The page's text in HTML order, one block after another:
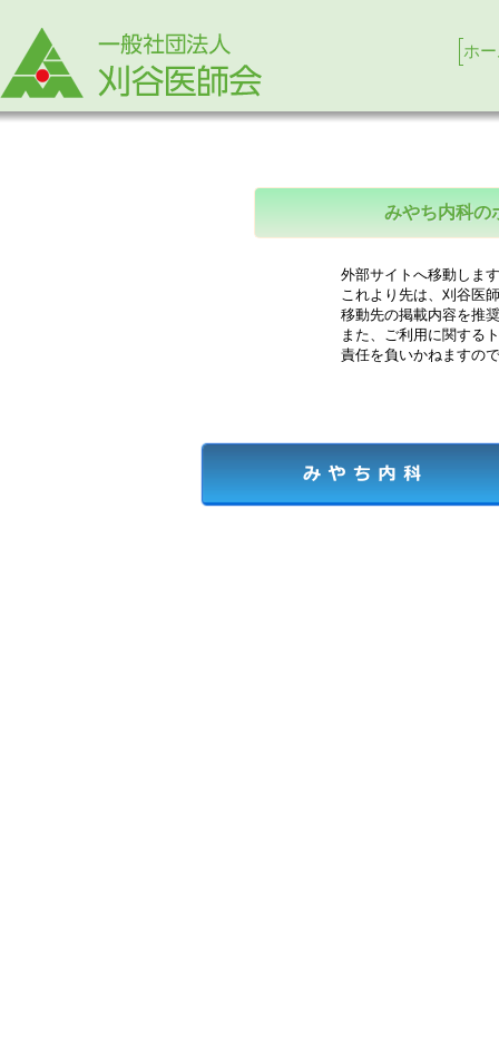
ホ
みやち内科の
外部サイトへ移動しま
これより先は、刈谷医
移動先の掲載内容を推
また、ご利用に関する
責任を負いかねますの